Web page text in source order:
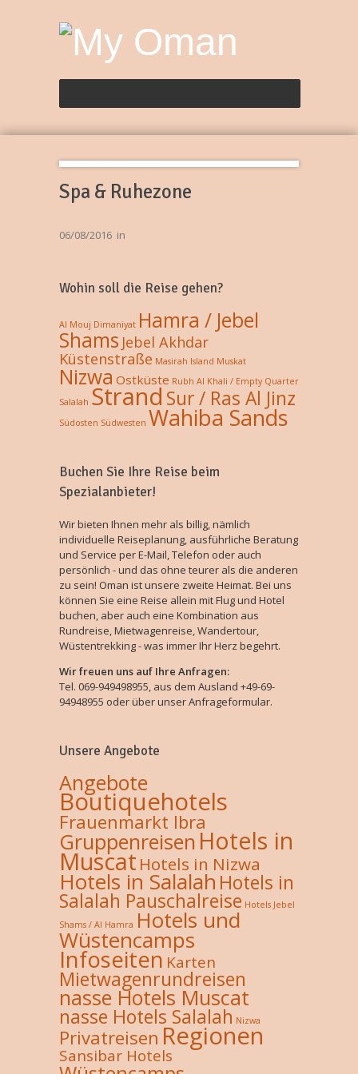
Spa & Ruhezone
06/08/2016 in
Wohin soll die Reise gehen?
Al Mouj Dimaniyat Hamra / Jebel
Shams Jebel Akhdar
Küstenstraße Masirah Island Muskat
Nizwa Ostküste Rubh Al Khali / Empty Quarter
Salalah Strand Sur / Ras Al Jinz
Südosten Südwesten Wahiba Sands
Buchen Sie Ihre Reise beim
Spezialanbieter!
Wir bieten Ihnen mehr als billig, nämlich
individuelle Reiseplanung, ausführliche Beratung
und Service per E-Mail, Telefon oder auch
persönlich - und das ohne teurer als die anderen
zu sein! Oman ist unsere zweite Heimat. Bei uns
können Sie eine Reise allein mit Flug und Hotel
buchen, aber auch eine Kombination aus
Rundreise, Mietwagenreise, Wandertour,
Wüstentrekking - was immer Ihr Herz begehrt.
Wir freuen uns auf Ihre Anfragen:
Tel. 069-949498955, aus dem Ausland +49-69-
94948955 oder über unser Anfrageformular.
Unsere Angebote
Angebote
Boutiquehotels
Frauenmarkt Ibra
Gruppenreisen Hotels in
Muscat Hotels in Nizwa
Hotels in Salalah Hotels in
Salalah Pauschalreise Hotels Jebel
Shams / Al Hamra Hotels und
Wüstencamps
Infoseiten Karten
Mietwagenrundreisen
nasse Hotels Muscat
nasse Hotels Salalah Nizwa
Privatreisen Regionen
Sansibar Hotels